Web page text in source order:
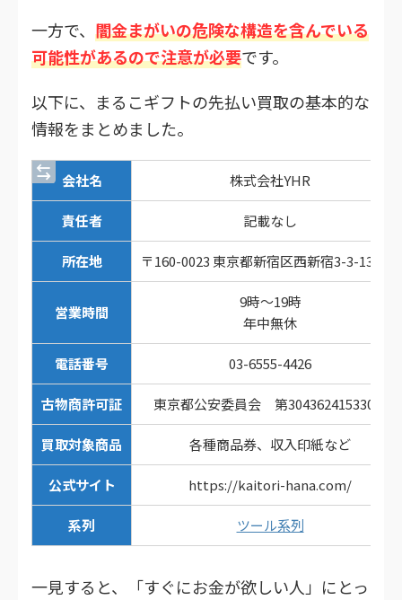
一方で、 闇金まがいの危険な構造を含んでいる
可能性があるので注意が必要です。
以下に、まるこギフトの先払い買取の基本的な
情報をまとめました。
会社名 株式会社YHR
責任者 記載なし
所在地 〒160-0023 東京都新宿区西新宿3-3-13-6階
営業時間
9時～19時
年中無休
電話番号 03-6555-4426
古物商許可証 東京都公安委員会 第304362415330号
買取対象商品 各種商品券、収入印紙など
公式サイト https://kaitori-hana.com/
系列 ツール系列
一見すると、「すぐにお金が欲しい人」にとっ